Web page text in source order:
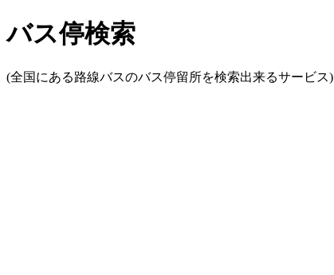
バス停検索
(全国にある路線バスのバス停留所を検索出来るサービス)